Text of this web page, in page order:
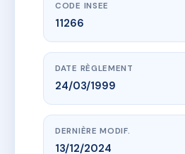
CODE INSEE
11266
DATE RÈGLEMENT
24/03/1999
DERNIÈRE MODIF.
13/12/2024